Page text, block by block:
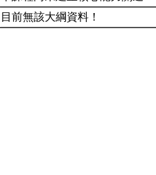
目前無該大綱資料！